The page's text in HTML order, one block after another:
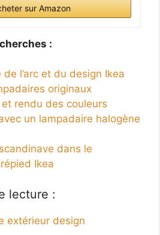
sur Amazon
:
l’arc et du design Ikea
originaux
rendu des couleurs
un lampadaire halogène
dans le
Ikea
lecture :
extérieur design